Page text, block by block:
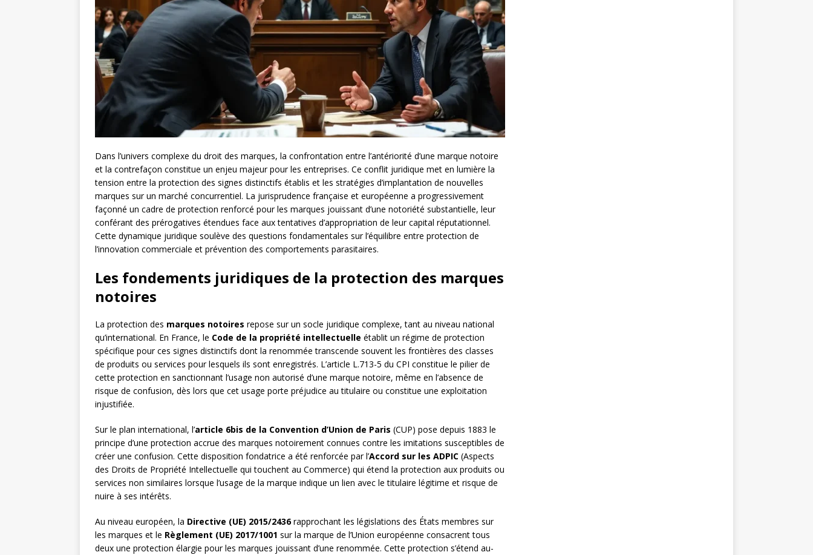
Dans l’univers complexe du droit des marques, la confrontation entre l’antériorité d’une marque notoire
et la contrefaçon constitue un enjeu majeur pour les entreprises. Ce conflit juridique met en lumière la
tension entre la protection des signes distinctifs établis et les stratégies d’implantation de nouvelles
marques sur un marché concurrentiel. La jurisprudence française et européenne a progressivement
façonné un cadre de protection renforcé pour les marques jouissant d’une notoriété substantielle, leur
conférant des prérogatives étendues face aux tentatives d’appropriation de leur capital réputationnel.
Cette dynamique juridique soulève des questions fondamentales sur l’équilibre entre protection de
l’innovation commerciale et prévention des comportements parasitaires.
Les fondements juridiques de la protection des marques
notoires
La protection des marques notoires repose sur un socle juridique complexe, tant au niveau national
qu’international. En France, le Code de la propriété intellectuelle établit un régime de protection
spécifique pour ces signes distinctifs dont la renommée transcende souvent les frontières des classes
de produits ou services pour lesquels ils sont enregistrés. L’article L.713-5 du CPI constitue le pilier de
cette protection en sanctionnant l’usage non autorisé d’une marque notoire, même en l’absence de
risque de confusion, dès lors que cet usage porte préjudice au titulaire ou constitue une exploitation
injustifiée.
Sur le plan international, l’article 6bis de la Convention d’Union de Paris (CUP) pose depuis 1883 le
principe d’une protection accrue des marques notoirement connues contre les imitations susceptibles de
créer une confusion. Cette disposition fondatrice a été renforcée par l’Accord sur les ADPIC (Aspects
des Droits de Propriété Intellectuelle qui touchent au Commerce) qui étend la protection aux produits ou
services non similaires lorsque l’usage de la marque indique un lien avec le titulaire légitime et risque de
nuire à ses intérêts.
Au niveau européen, la Directive (UE) 2015/2436rapprochant les législations des États membres sur
les marques et le Règlement (UE) 2017/1001 sur la marque de l’Union européenne consacrent tous
deux une protection élargie pour les marques jouissant d’une renommée. Cette protection s’étend au-